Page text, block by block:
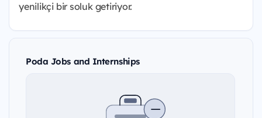
yenilikçi bir soluk getiriyor.
Poda Jobs and Internships